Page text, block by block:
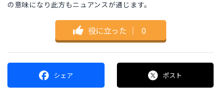
の意味になり此方もニュアンスが通じます。
役に立った ｜ 0
シェア ポスト